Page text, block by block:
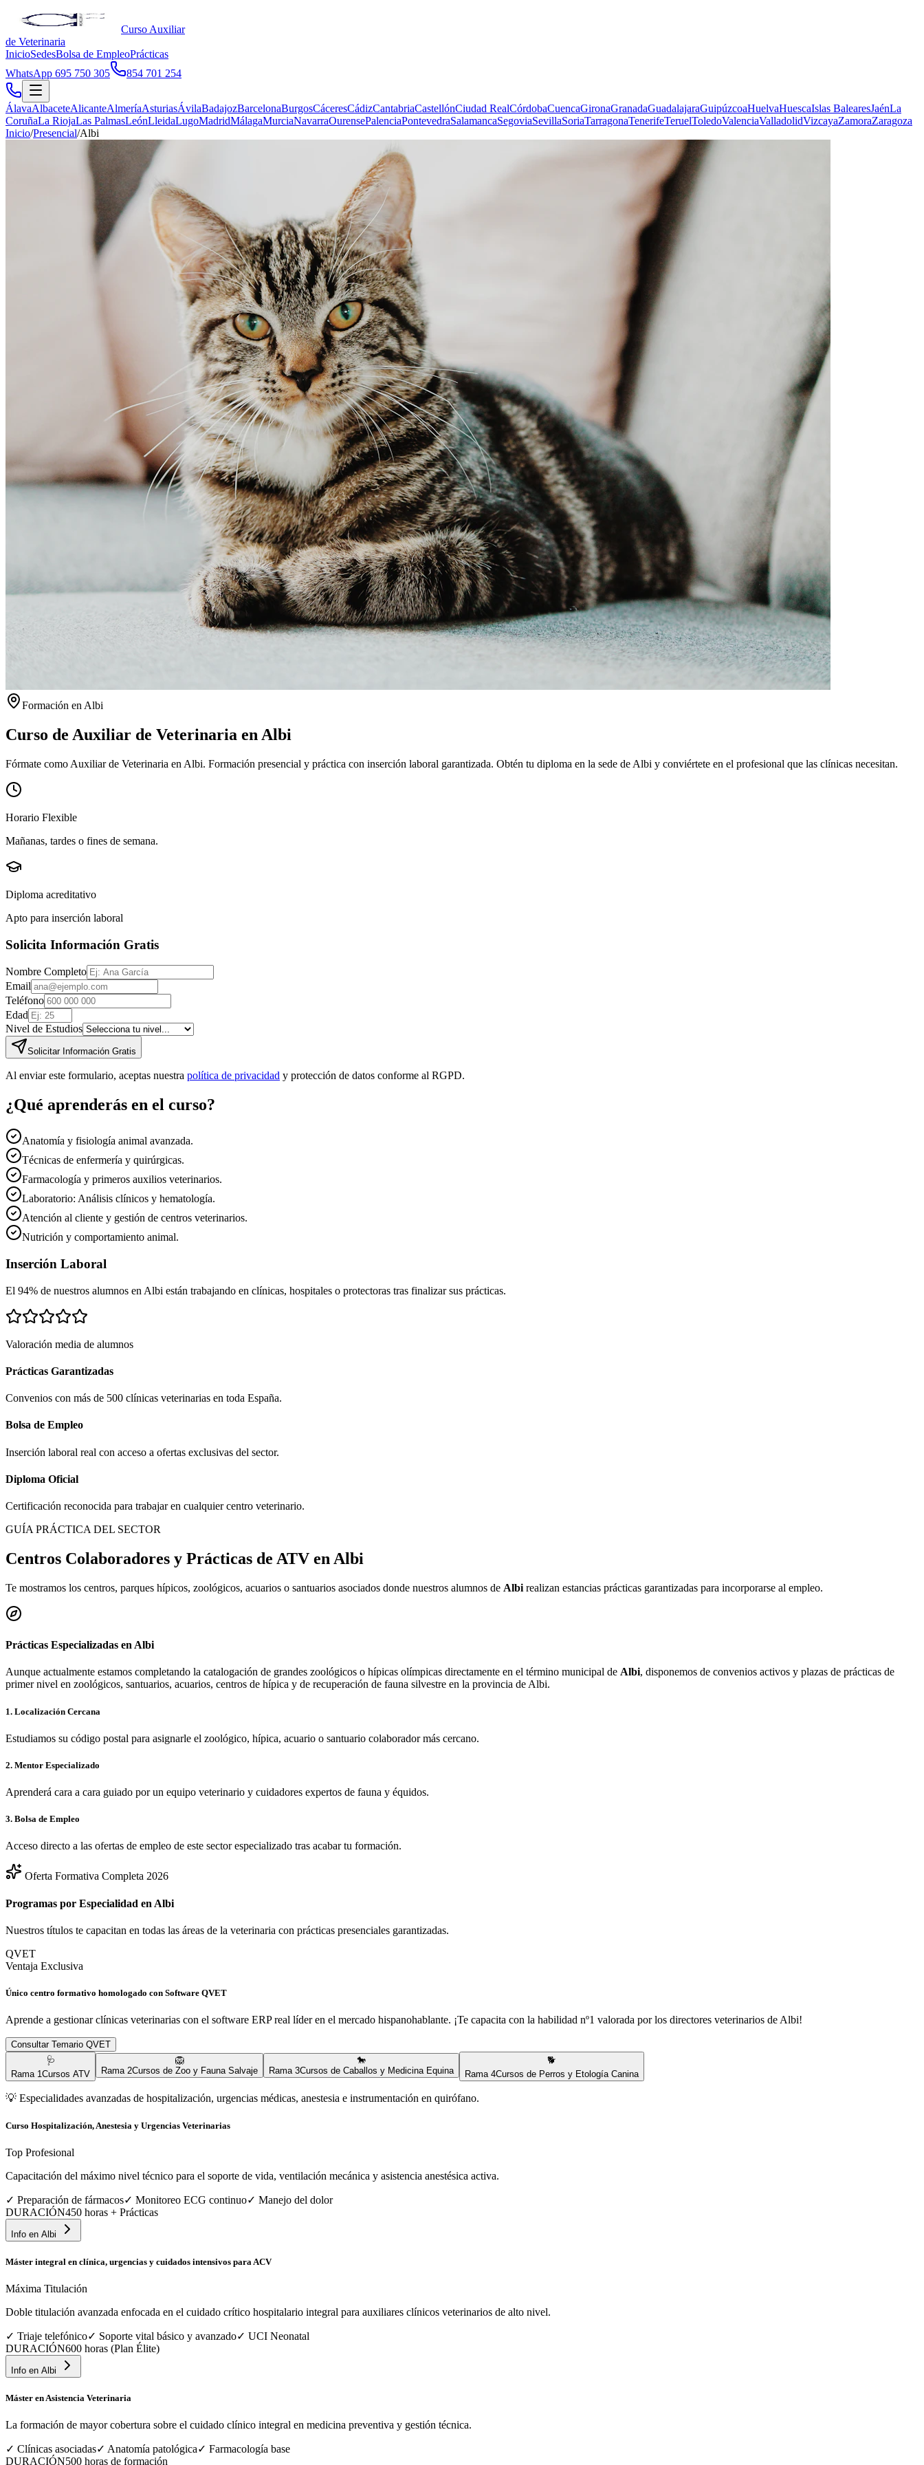
Curso Auxiliar
de Veterinaria
InicioSedesBolsa de EmpleoPrácticas
WhatsApp 695 750 305
854 701 254
ÁlavaAlbaceteAlicanteAlmeríaAsturiasÁvilaBadajozBarcelonaBurgosCáceresCádizCantabriaCastellónCiudad RealCórdobaCuencaGironaGranadaGuadalajaraGuipúzcoaHuelvaHuescaIslas BalearesJaénLa
CoruñaLa RiojaLas PalmasLeónLleidaLugoMadridMálagaMurciaNavarraOurensePalenciaPontevedraSalamancaSegoviaSevillaSoriaTarragonaTenerifeTeruelToledoValenciaValladolidVizcayaZamoraZaragoza
Inicio/Presencial/Albi
Formación en Albi
Curso de Auxiliar de Veterinaria en Albi
Fórmate como Auxiliar de Veterinaria en Albi. Formación presencial y práctica con inserción laboral garantizada. Obtén tu diploma en la sede de Albi y conviértete en el profesional que las clínicas necesitan.
Horario Flexible
Mañanas, tardes o fines de semana.
Diploma acreditativo
Apto para inserción laboral
Solicita Información Gratis
Nombre Completo
Email
Teléfono
Edad
Nivel de Estudios
Solicitar Información Gratis
Al enviar este formulario, aceptas nuestra política de privacidad y protección de datos conforme al RGPD.
¿Qué aprenderás en el curso?
Anatomía y fisiología animal avanzada.
Técnicas de enfermería y quirúrgicas.
Farmacología y primeros auxilios veterinarios.
Laboratorio: Análisis clínicos y hematología.
Atención al cliente y gestión de centros veterinarios.
Nutrición y comportamiento animal.
Inserción Laboral
El 94% de nuestros alumnos en Albi están trabajando en clínicas, hospitales o protectoras tras finalizar sus prácticas.
Valoración media de alumnos
Prácticas Garantizadas
Convenios con más de 500 clínicas veterinarias en toda España.
Bolsa de Empleo
Inserción laboral real con acceso a ofertas exclusivas del sector.
Diploma Oficial
Certificación reconocida para trabajar en cualquier centro veterinario.
GUÍA PRÁCTICA DEL SECTOR
Centros Colaboradores y Prácticas de ATV en Albi
Te mostramos los centros, parques hípicos, zoológicos, acuarios o santuarios asociados donde nuestros alumnos de Albi realizan estancias prácticas garantizadas para incorporarse al empleo.
Prácticas Especializadas en Albi
Aunque actualmente estamos completando la catalogación de grandes zoológicos o hípicas olímpicas directamente en el término municipal de Albi, disponemos de convenios activos y plazas de prácticas de
primer nivel en zoológicos, santuarios, acuarios, centros de hípica y de recuperación de fauna silvestre en la provincia deAlbi.
1. Localización Cercana
Estudiamos su código postal para asignarle el zoológico, hípica, acuario o santuario colaborador más cercano.
2. Mentor Especializado
Aprenderá cara a cara guiado por un equipo veterinario y cuidadores expertos de fauna y équidos.
3. Bolsa de Empleo
Acceso directo a las ofertas de empleo de este sector especializado tras acabar tu formación.
Oferta Formativa Completa 2026
Programas por Especialidad en Albi
Nuestros títulos te capacitan en todas las áreas de la veterinaria con prácticas presenciales garantizadas.
QVET
Ventaja Exclusiva
Único centro formativo homologado con Software QVET
Aprende a gestionar clínicas veterinarias con el software ERP real líder en el mercado hispanohablante. ¡Te capacita con la habilidad nº1 valorada por los directores veterinarios de Albi!
Consultar Temario QVET
🩺
Rama 1Cursos ATV
🦁
Rama 2Cursos de Zoo y Fauna Salvaje
🐎
Rama 3Cursos de Caballos y Medicina Equina
🐕
Rama 4Cursos de Perros y Etología Canina
💡 Especialidades avanzadas de hospitalización, urgencias médicas, anestesia e instrumentación en quirófano.
Curso Hospitalización, Anestesia y Urgencias Veterinarias
Top Profesional
Capacitación del máximo nivel técnico para el soporte de vida, ventilación mecánica y asistencia anestésica activa.
✓ Preparación de fármacos✓ Monitoreo ECG continuo✓ Manejo del dolor
DURACIÓN450 horas + Prácticas
Info en Albi
Máster integral en clínica, urgencias y cuidados intensivos para ACV
Máxima Titulación
Doble titulación avanzada enfocada en el cuidado crítico hospitalario integral para auxiliares clínicos veterinarios de alto nivel.
✓ Triaje telefónico✓ Soporte vital básico y avanzado✓ UCI Neonatal
DURACIÓN600 horas (Plan Élite)
Info en Albi
Máster en Asistencia Veterinaria
La formación de mayor cobertura sobre el cuidado clínico integral en medicina preventiva y gestión técnica.
✓ Clínicas asociadas✓ Anatomía patológica✓ Farmacología base
DURACIÓN500 horas de formación